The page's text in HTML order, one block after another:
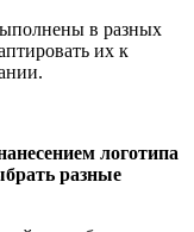
в разных
их к
логотипа
разные